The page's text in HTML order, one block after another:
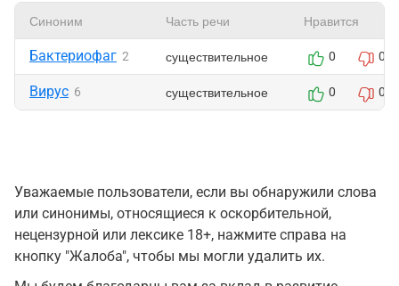
Синоним Часть речи Нравится
Бактериофаг 2 существительное 0 0
Вирус 6 существительное 0 0
Уважаемые пользователи, если вы обнаружили слова
или синонимы, относящиеся к оскорбительной,
нецензурной или лексике 18+, нажмите справа на
кнопку "Жалоба", чтобы мы могли удалить их.